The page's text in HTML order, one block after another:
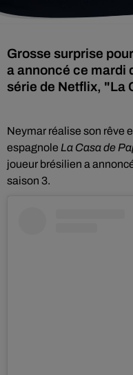
Grosse surprise
a annoncé ce mardi
série de Netflix, "La
Neymar réalise son rêve
espagnole La Casa de
joueur brésilien a
saison 3.